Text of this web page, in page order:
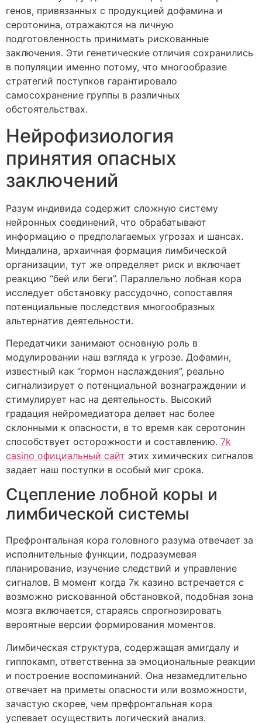
генов, привязанных с продукцией дофамина и
серотонина, отражаются на личную
подготовленность принимать рискованные
заключения. Эти генетические отличия сохранились
в популяции именно потому, что многообразие
стратегий поступков гарантировало
самосохранение группы в различных
обстоятельствах.
Нейрофизиология
принятия опасных
заключений
Разум индивида содержит сложную систему
нейронных соединений, что обрабатывают
информацию о предполагаемых угрозах и шансах.
Миндалина, архаичная формация лимбической
организации, тут же определяет риск и включает
реакцию “бей или беги”. Параллельно лобная кора
исследует обстановку рассудочно, сопоставляя
потенциальные последствия многообразных
альтернатив деятельности.
Передатчики занимают основную роль в
модулировании наш взгляда к угрозе. Дофамин,
известный как “гормон наслаждения”, реально
сигнализирует о потенциальной вознаграждении и
стимулирует нас на деятельность. Высокий
градация нейромедиатора делает нас более
склонными к опасности, в то время как серотонин
способствует осторожности и составлению. 7k
casino официальный сайт этих химических сигналов
задает наш поступки в особый миг срока.
Сцепление лобной коры и
лимбической системы
Префронтальная кора головного разума отвечает за
исполнительные функции, подразумевая
планирование, изучение следствий и управление
сигналов. В момент когда 7к казино встречается с
возможно рискованной обстановкой, подобная зона
мозга включается, стараясь спрогнозировать
вероятные версии формирования моментов.
Лимбическая структура, содержащая амигдалу и
гиппокамп, ответственна за эмоциональные реакции
и построение воспоминаний. Она незамедлительно
отвечает на приметы опасности или возможности,
зачастую скорее, чем префронтальная кора
успевает осуществить логический анализ.